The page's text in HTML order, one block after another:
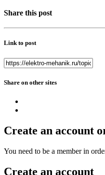
Share this post
Link to post
Share on other sites
Create an account
You need to be a member in
Create an account